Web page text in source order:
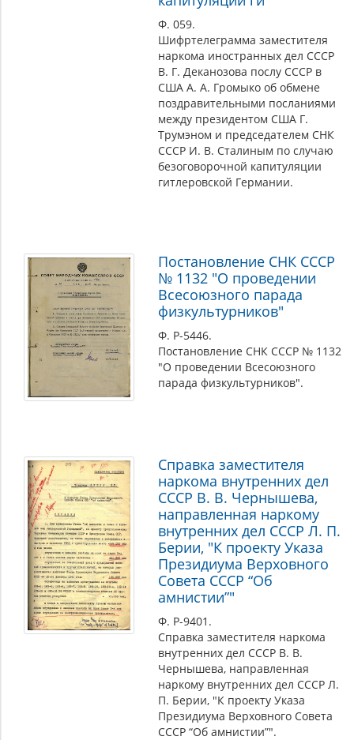
Ф. 059.
Шифртелеграмма заместителя
наркома иностранных дел СССР
В. Г. Деканозова послу СССР в
США А. А. Громыко об обмене
поздравительными посланиями
между президентом США Г.
Трумэном и председателем СНК
СССР И. В. Сталиным по случаю
безоговорочной капитуляции
гитлеровской Германии.
Постановление СНК СССР
№ 1132 "О проведении
Всесоюзного парада
физкультурников"
Ф. Р-5446.
Постановление СНК СССР № 1132
"О проведении Всесоюзного
парада физкультурников".
Справка заместителя
наркома внутренних дел
СССР В. В. Чернышева,
направленная наркому
внутренних дел СССР Л. П.
Берии, "К проекту Указа
Президиума Верховного
Совета СССР “Об
амнистии”"
Ф. Р-9401.
Справка заместителя наркома
внутренних дел СССР В. В.
Чернышева, направленная
наркому внутренних дел СССР Л.
П. Берии, "К проекту Указа
Президиума Верховного Совета
СССР “Об амнистии”".